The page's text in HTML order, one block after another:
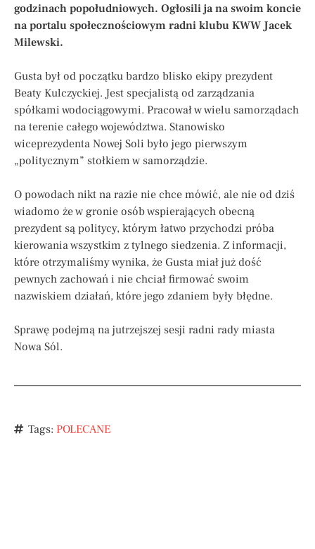
godzinach popołudniowych. Ogłosili ja na swoim koncie
na portalu społecznościowym radni klubu KWW Jacek
Milewski.
Gusta był od początku bardzo blisko ekipy prezydent
Beaty Kulczyckiej. Jest specjalistą od zarządzania
spółkami wodociągowymi. Pracował w wielu samorządach
na terenie całego województwa. Stanowisko
wiceprezydenta Nowej Soli było jego pierwszym
„politycznym” stołkiem w samorządzie.
O powodach nikt na razie nie chce mówić, ale nie od dziś
wiadomo że w gronie osób wspierających obecną
prezydent są politycy, którym łatwo przychodzi próba
kierowania wszystkim z tylnego siedzenia. Z informacji,
które otrzymaliśmy wynika, że Gusta miał już dość
pewnych zachowań i nie chciał firmować swoim
nazwiskiem działań, które jego zdaniem były błędne.
Sprawę podejmą na jutrzejszej sesji radni rady miasta
Nowa Sól.
Tags: POLECANE